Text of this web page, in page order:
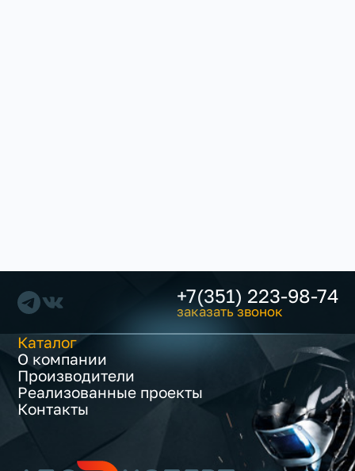
+7(351) 223-98-74
заказать звонок
Каталог
О компании
Производители
Реализованные проекты
Контакты